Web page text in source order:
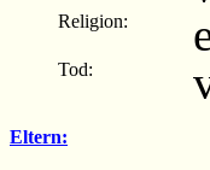
Religion:
Tod:
Eltern: